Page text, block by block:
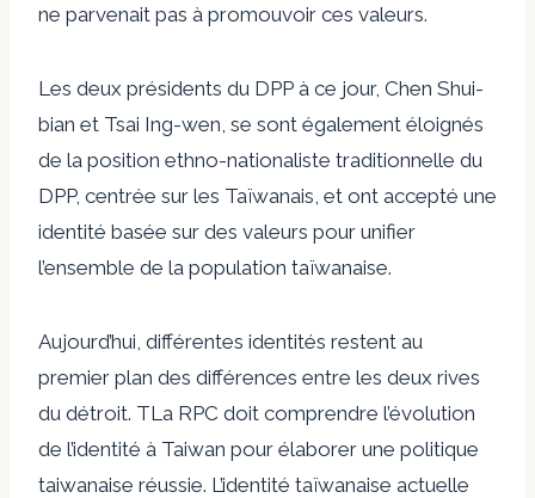
ne parvenait pas à promouvoir ces valeurs.
Les deux présidents du DPP à ce jour, Chen Shui-
bian et Tsai Ing-wen, se sont également éloignés
de la position ethno-nationaliste traditionnelle du
DPP, centrée sur les Taïwanais, et ont accepté une
identité basée sur des valeurs pour unifier
l’ensemble de la population taïwanaise.
Aujourd’hui, différentes identités restent au
premier plan des différences entre les deux rives
du détroit. TLa RPC doit comprendre l’évolution
de l’identité à Taiwan pour élaborer une politique
taiwanaise réussie. L’identité taïwanaise actuelle